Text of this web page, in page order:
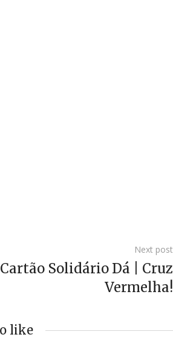
Next post
Cartão Solidário Dá | Cruz
Vermelha!
like